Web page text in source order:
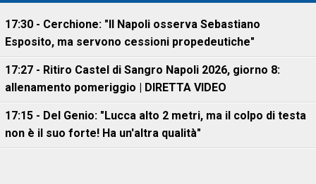
17:30 - Cerchione: "Il Napoli osserva Sebastiano
Esposito, ma servono cessioni propedeutiche"
17:27 - Ritiro Castel di Sangro Napoli 2026, giorno 8:
allenamento pomeriggio | DIRETTA VIDEO
17:15 - Del Genio: "Lucca alto 2 metri, ma il colpo di testa
non è il suo forte! Ha un'altra qualità"